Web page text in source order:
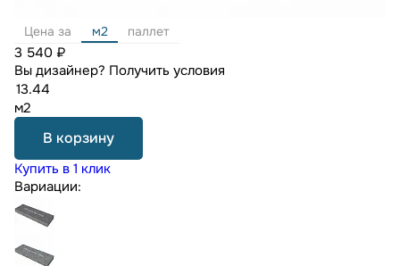
Цена за м2 паллет
3 540 ₽
Вы дизайнер? Получить условия
м2
В корзину
Купить в 1 клик
Вариации: